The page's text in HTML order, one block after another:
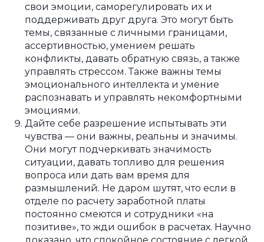
свои эмоции, саморегулировать их и
поддерживать друг друга. Это могут быть
темы, связанные с личными границами,
ассертивностью, умением решать
конфликты, давать обратную связь, а также
управлять стрессом. Также важны темы
эмоционального интеллекта и умение
распознавать и управлять некомфортными
эмоциями.
Дайте себе разрешение испытывать эти
чувства — они важны, реальны и значимы.
Они могут подчеркивать значимость
ситуации, давать топливо для решения
вопроса или дать вам время для
размышлений. Не даром шутят, что если в
отделе по расчету заработной платы
постоянно смеются и сотрудники «на
позитиве», то жди ошибок в расчетах. Научно
доказано, что спокойное состояние с легкой